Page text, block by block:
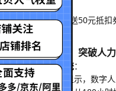
分销裂变设计
“观看满30分钟送50元抵
分享。
2.虚拟主播应用：突破人
数字人代播系统：
美妆类目测试显示，数字